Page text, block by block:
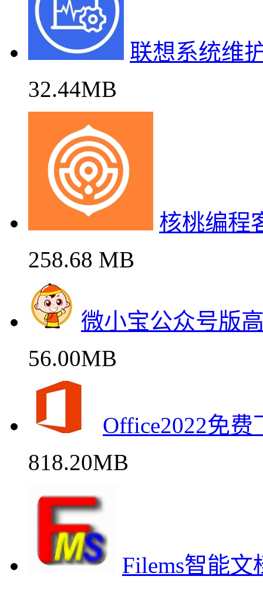
联想系统维
32.44MB
核桃编程
258.68 MB
微小宝公众号版
56.00MB
Office2022免
818.20MB
Filems智能